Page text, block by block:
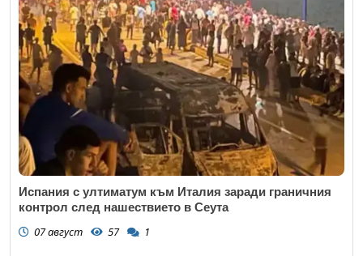
Испания с ултиматум към Италия заради граничния
контрол след нашествието в Сеута
07 август 57 1